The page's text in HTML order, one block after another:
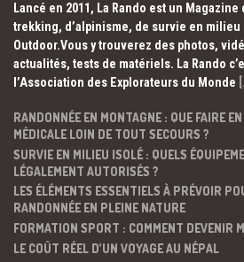
Lancé en 2011, La Rando est un
trekking, d’alpinisme, de survie en milieu
Outdoor.Vous y trouverez des photos,
actualités, tests de matériels. La Rando
l’Association des Explorateurs du Monde
RANDONNÉE EN MONTAGNE : QUE FAIRE
MÉDICALE LOIN DE TOUT SECOURS ?
SURVIE EN MILIEU ISOLÉ : QUELS
LÉGALEMENT AUTORISÉS ?
LES ÉLÉMENTS ESSENTIELS À PRÉVOIR
RANDONNÉE EN PLEINE NATURE
FORMATION SPORT : COMMENT DEVENIR
LE COÛT RÉEL D’UN VOYAGE AU NÉPAL